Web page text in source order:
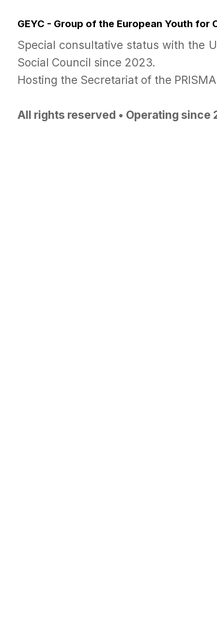
GEYC - Group of the European Youth for
Special consultative status with the
Social Council since 2023.
Hosting the Secretariat of the
All rights reserved • Operating since